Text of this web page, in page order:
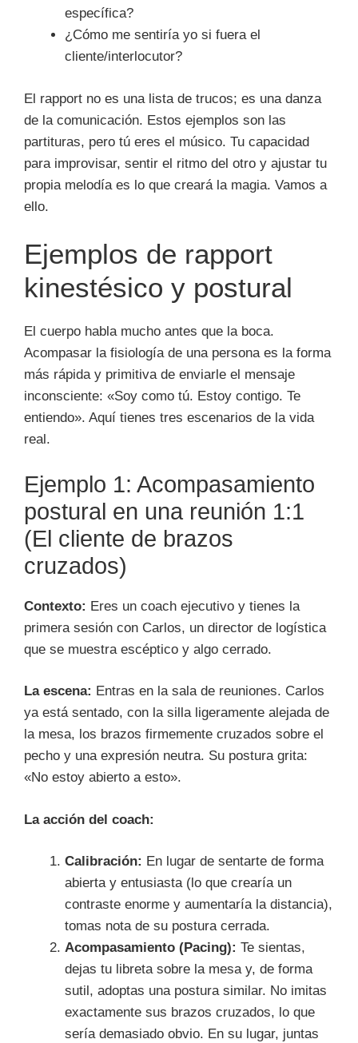
específica?
¿Cómo me sentiría yo si fuera el
cliente/interlocutor?
El rapport no es una lista de trucos; es una danza
de la comunicación. Estos ejemplos son las
partituras, pero tú eres el músico. Tu capacidad
para improvisar, sentir el ritmo del otro y ajustar tu
propia melodía es lo que creará la magia. Vamos a
ello.
Ejemplos de rapport
kinestésico y postural
El cuerpo habla mucho antes que la boca.
Acompasar la fisiología de una persona es la forma
más rápida y primitiva de enviarle el mensaje
inconsciente: «Soy como tú. Estoy contigo. Te
entiendo». Aquí tienes tres escenarios de la vida
real.
Ejemplo 1: Acompasamiento
postural en una reunión 1:1
(El cliente de brazos
cruzados)
Contexto: Eres un coach ejecutivo y tienes la
primera sesión con Carlos, un director de logística
que se muestra escéptico y algo cerrado.
La escena: Entras en la sala de reuniones. Carlos
ya está sentado, con la silla ligeramente alejada de
la mesa, los brazos firmemente cruzados sobre el
pecho y una expresión neutra. Su postura grita:
«No estoy abierto a esto».
La acción del coach:
Calibración: En lugar de sentarte de forma
abierta y entusiasta (lo que crearía un
contraste enorme y aumentaría la distancia),
tomas nota de su postura cerrada.
Acompasamiento (Pacing): Te sientas,
dejas tu libreta sobre la mesa y, de forma
sutil, adoptas una postura similar. No imitas
exactamente sus brazos cruzados, lo que
sería demasiado obvio. En su lugar, juntas